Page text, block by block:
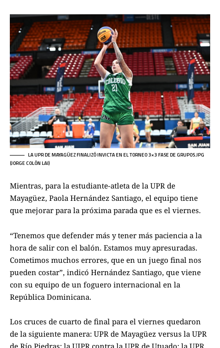
LA UPR DE MAYAGÜEZ FINALIZÓ INVICTA EN EL TORNEO 3×3 FASE DE GRUPOS.JPG
(JORGE COLÓN LAI)
Mientras, para la estudiante-atleta de la UPR de
Mayagüez, Paola Hernández Santiago, el equipo tiene
que mejorar para la próxima parada que es el viernes.
“Tenemos que defender más y tener más paciencia a la
hora de salir con el balón. Estamos muy apresuradas.
Cometimos muchos errores, que en un juego final nos
pueden costar”, indicó Hernández Santiago, que viene
con su equipo de un foguero internacional en la
República Dominicana.
Los cruces de cuarto de final para el viernes quedaron
de la siguiente manera: UPR de Mayagüez versus la UPR